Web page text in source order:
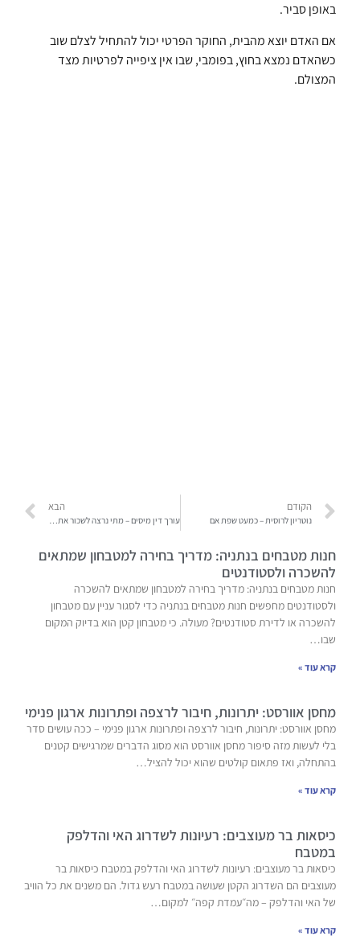
באופן סביר.
אם האדם יוצא מהבית, החוקר הפרטי יכול להתחיל לצלם שוב
כשהאדם נמצא בחוץ, בפומבי, שבו אין ציפייה לפרטיות מצד
המצולם.
הקודם
נוטריון לרוסית – כמעט שפת אם
הבא
עורך דין מיסים – מתי נרצה לשכור את שירותיו לטווח ארוך
חנות מטבחים בנתניה: מדריך בחירה למטבחון שמתאים
להשכרה ולסטודנטים
חנות מטבחים בנתניה: מדריך בחירה למטבחון שמתאים להשכרה
ולסטודנטים מחפשים חנות מטבחים בנתניה כדי לסגור עניין עם מטבחון
להשכרה או לדירת סטודנטים? מעולה. כי מטבחון קטן הוא בדיוק המקום
שבו…
קרא עוד »
מחסן אוורסט: יתרונות, חיבור לרצפה ופתרונות ארגון פנימי
מחסן אוורסט: יתרונות, חיבור לרצפה ופתרונות ארגון פנימי – ככה עושים סדר
בלי לעשות מזה סיפור מחסן אוורסט הוא מסוג הדברים שמרגישים קטנים
בהתחלה, ואז פתאום קולטים שהוא יכול להציל…
קרא עוד »
כיסאות בר מעוצבים: רעיונות לשדרוג האי והדלפק
במטבח
כיסאות בר מעוצבים: רעיונות לשדרוג האי והדלפק במטבח כיסאות בר
מעוצבים הם השדרוג הקטן שעושה במטבח רעש גדול. הם משנים את כל הוויב
של האי והדלפק – מה״עמדת קפה״ למקום…
קרא עוד »